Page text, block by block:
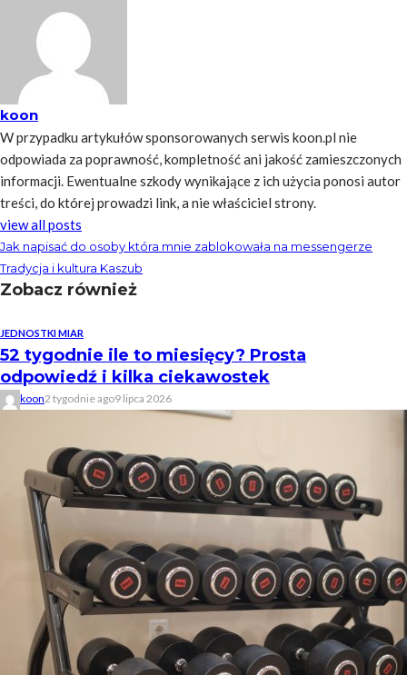
koon
W przypadku artykułów sponsorowanych serwis koon.pl nie
odpowiada za poprawność, kompletność ani jakość zamieszczonych
informacji. Ewentualne szkody wynikające z ich użycia ponosi autor
treści, do której prowadzi link, a nie właściciel strony.
view all posts
Jak napisać do osoby która mnie zablokowała na messengerze
Tradycja i kultura Kaszub
Zobacz również
JEDNOSTKI MIAR
52 tygodnie ile to miesięcy? Prosta
odpowiedź i kilka ciekawostek
koon2 tygodnie ago9 lipca 2026